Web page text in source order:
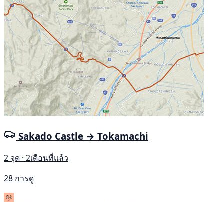
Sakado Castle → Tokamachi
2 จุด · 2เดือนที่แล้ว
28 การดู